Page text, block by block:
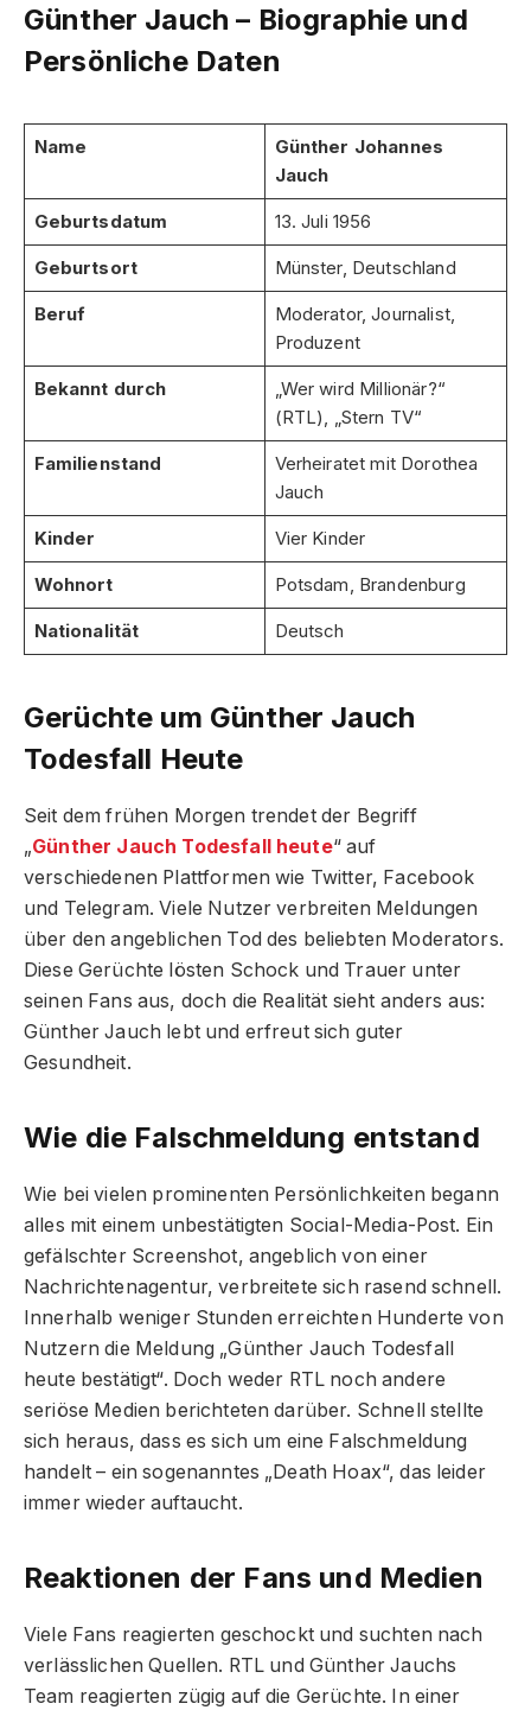
Günther Jauch – Biographie und
Persönliche Daten
Name
Günther Johannes
Jauch
Geburtsdatum 13. Juli 1956
Geburtsort Münster, Deutschland
Beruf
Moderator, Journalist,
Produzent
Bekannt durch
„Wer wird Millionär?“
(RTL), „Stern TV“
Familienstand
Verheiratet mit Dorothea
Jauch
Kinder Vier Kinder
Wohnort Potsdam, Brandenburg
Nationalität Deutsch
Gerüchte um Günther Jauch
Todesfall Heute
Seit dem frühen Morgen trendet der Begriff
„Günther Jauch Todesfall heute“ auf
verschiedenen Plattformen wie Twitter, Facebook
und Telegram. Viele Nutzer verbreiten Meldungen
über den angeblichen Tod des beliebten Moderators.
Diese Gerüchte lösten Schock und Trauer unter
seinen Fans aus, doch die Realität sieht anders aus:
Günther Jauch lebt und erfreut sich guter
Gesundheit.
Wie die Falschmeldung entstand
Wie bei vielen prominenten Persönlichkeiten begann
alles mit einem unbestätigten Social-Media-Post. Ein
gefälschter Screenshot, angeblich von einer
Nachrichtenagentur, verbreitete sich rasend schnell.
Innerhalb weniger Stunden erreichten Hunderte von
Nutzern die Meldung „Günther Jauch Todesfall
heute bestätigt“. Doch weder RTL noch andere
seriöse Medien berichteten darüber. Schnell stellte
sich heraus, dass es sich um eine Falschmeldung
handelt – ein sogenanntes „Death Hoax“, das leider
immer wieder auftaucht.
Reaktionen der Fans und Medien
Viele Fans reagierten geschockt und suchten nach
verlässlichen Quellen. RTL und Günther Jauchs
Team reagierten zügig auf die Gerüchte. In einer